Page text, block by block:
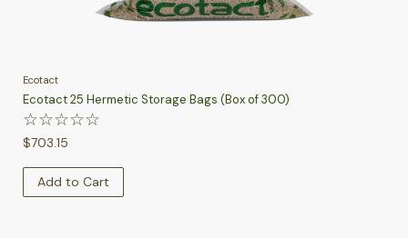
Ecotact
Ecotact 25 Hermetic Storage Bags (Box of 300)
☆☆☆☆☆
$703.15
Add to Cart